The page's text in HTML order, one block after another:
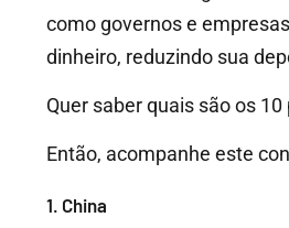
como governos e
dinheiro, reduzindo sua
Quer saber quais são os
Então, acompanhe este
1. China